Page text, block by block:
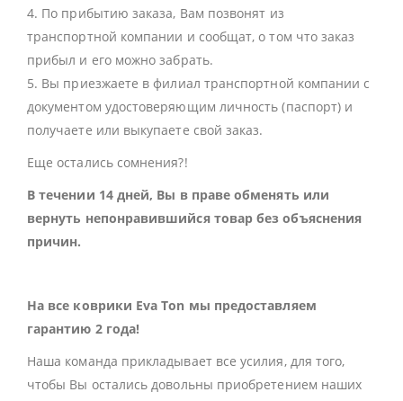
4. По прибытию заказа, Вам позвонят из
транспортной компании и сообщат, о том что заказ
прибыл и его можно забрать.
5. Вы приезжаете в филиал транспортной компании с
документом удостоверяющим личность (паспорт) и
получаете или выкупаете свой заказ.
Еще остались сомнения?!
В течении 14 дней, Вы в праве обменять или
вернуть непонравившийся товар без объяснения
причин.
На все коврики Eva Ton мы предоставляем
гарантию 2 года!
Наша команда прикладывает все усилия, для того,
чтобы Вы остались довольны приобретением наших